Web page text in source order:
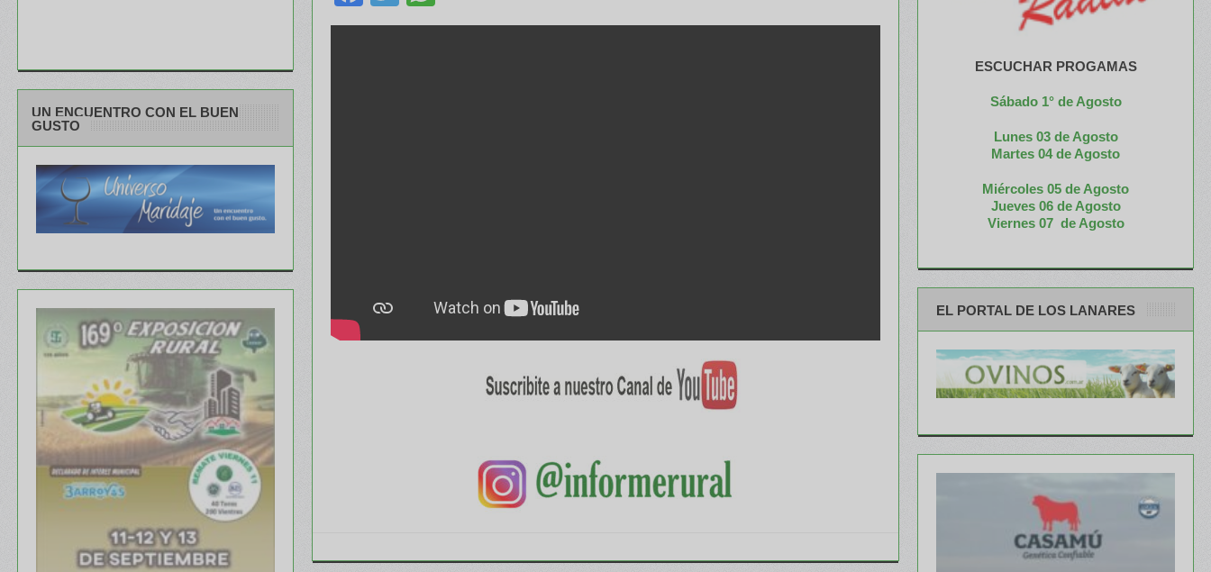
UN ENCUENTRO CON EL BUEN
GUSTO
ESCUCHAR PROGAMAS
Sábado 1° de Agosto
Lunes 03 de Agosto
Martes 04 de Agosto
Miércoles 05 de Agosto
Jueves 06 de Agosto
Viernes 07 de Agosto
EL PORTAL DE LOS LANARES